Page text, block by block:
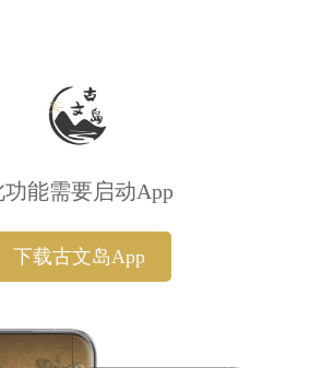
功能需要启动App
下载古文岛App